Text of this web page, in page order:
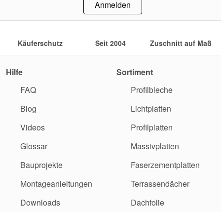
Anmelden
Käuferschutz Seit 2004 Zuschnitt auf Maß
Hilfe
FAQ
Blog
Videos
Glossar
Bauprojekte
Montageanleitungen
Downloads
Sortiment
Profilbleche
Lichtplatten
Profilplatten
Massivplatten
Faserzementplatten
Terrassendächer
Dachfolie